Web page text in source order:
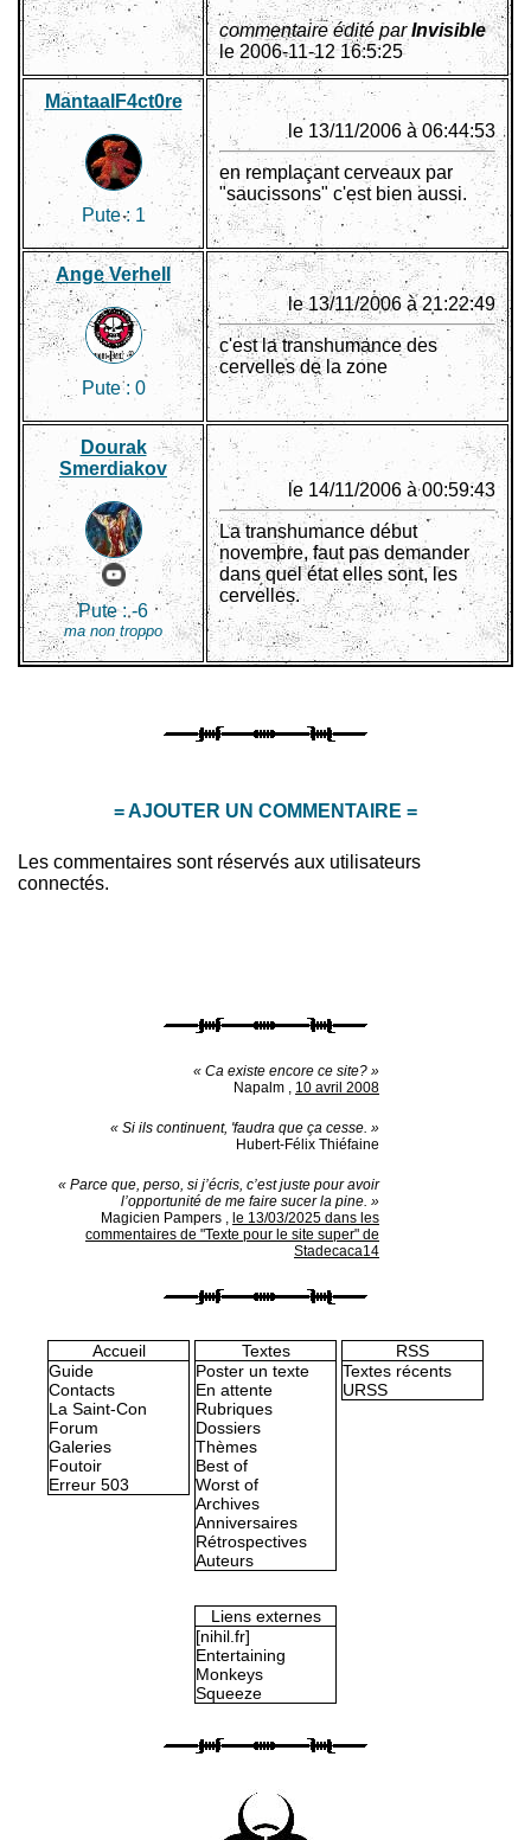
commentaire édité parInvisible
le 2006-11-12 16:5:25
MantaalF4ct0re
Pute : 1
le 13/11/2006 à 06:44:53
en remplaçant cerveaux par
"saucissons" c'est bien aussi.
Ange Verhell
Pute : 0
le 13/11/2006 à 21:22:49
c'est la transhumance des
cervelles de la zone
Dourak
Smerdiakov
Pute :-6
ma non troppo
le 14/11/2006 à 00:59:43
La transhumance début
novembre, faut pas demander
dans quel état elles sont, les
cervelles.
= AJOUTER UN COMMENTAIRE =
Les commentaires sont réservés aux utilisateurs
connectés.
« Ca existe encore ce site? »
Napalm , 10 avril 2008
« Si ils continuent, 'faudra que ça cesse. »
Hubert-Félix Thiéfaine
« Parce que, perso, si j’écris, c’est juste pour avoir
l’opportunité de me faire sucer la pine. »
Magicien Pampers , le 13/03/2025 dans les
commentaires de "Texte pour le site super" de
Stadecaca14
Accueil
Guide
Contacts
La Saint-Con
Forum
Galeries
Foutoir
Erreur 503
Textes
Poster un texte
En attente
Rubriques
Dossiers
Thèmes
Best of
Worst of
Archives
Anniversaires
Rétrospectives
Auteurs
RSS
Textes récents
URSS
Liens externes
[nihil.fr]
Entertaining
Monkeys
Squeeze